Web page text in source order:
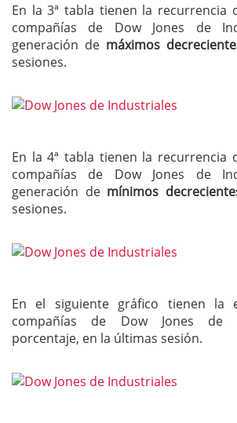
En la 3ª tabla tienen la recurrencia
compañías de Dow Jones de
generación de máximos
sesiones.
En la 4ª tabla tienen la recurrencia
compañías de Dow Jones de
generación de mínimos
sesiones.
En el siguiente gráfico tienen la
compañías de Dow Jones de
porcentaje, en la últimas sesión.